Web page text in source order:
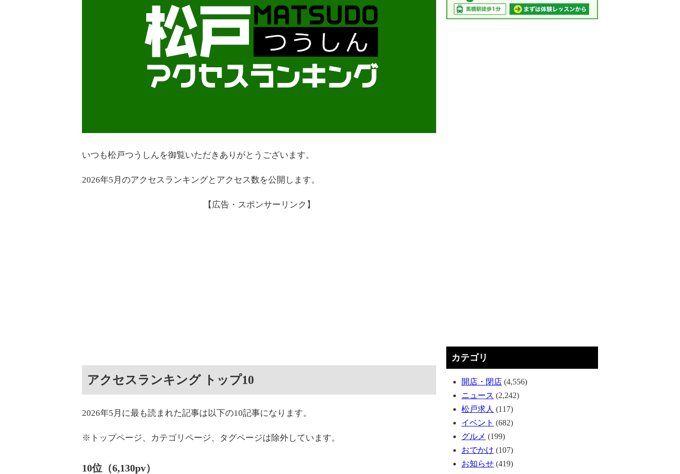
いつも松戸つうしんを御覧いただきありがとうございます。
2026年5月のアクセスランキングとアクセス数を公開します。
【広告・スポンサーリンク】
アクセスランキング トップ10
2026年5月に最も読まれた記事は以下の10記事になります。
※トップページ、カテゴリページ、タグページは除外しています。
10位（6,130pv）
カテゴリ
開店・閉店 (4,556)
ニュース (2,242)
松戸求人 (117)
イベント (682)
グルメ (199)
おでかけ (107)
お知らせ (419)